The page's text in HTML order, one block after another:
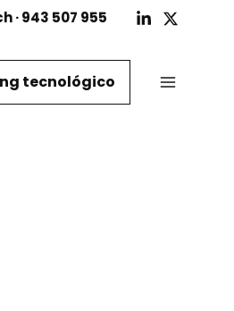
· 943 507 955
tecnológico